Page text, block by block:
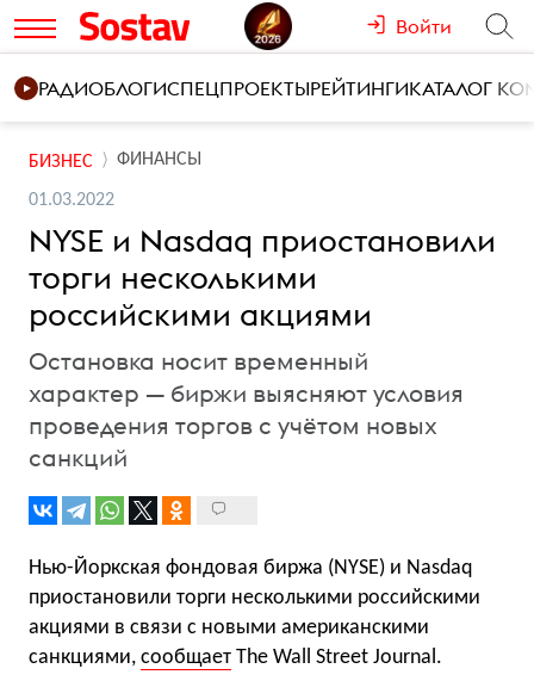
Войти
РАДИОБЛОГИСПЕЦПРОЕКТЫРЕЙТИНГИКАТАЛОГ
БИЗНЕС ФИНАНСЫ
01.03.2022
NYSE и Nasdaq приостановили
торги несколькими
российскими акциями
Остановка носит временный
характер — биржи выясняют условия
проведения торгов с учётом новых
санкций
Нью-Йоркская фондовая биржа (NYSE) и Nasdaq
приостановили торги несколькими российскими
акциями в связи с новыми американскими
санкциями, сообщает The Wall Street Journal.